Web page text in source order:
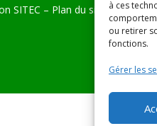
à ces
ou retirer
fonctions.
Gérer les
SITEC – Plan du site –